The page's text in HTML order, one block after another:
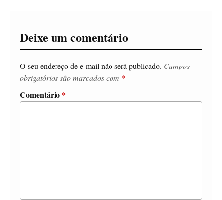
Deixe um comentário
O seu endereço de e-mail não será publicado. Campos
obrigatórios são marcados com *
Comentário *